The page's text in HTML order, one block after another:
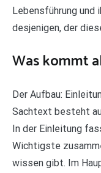
Lebensführung und
desjenigen, der
Was kommt
Der Aufbau:
Sachtext besteht
In der Einleitung
Wichtigste
wissen gibt. Im